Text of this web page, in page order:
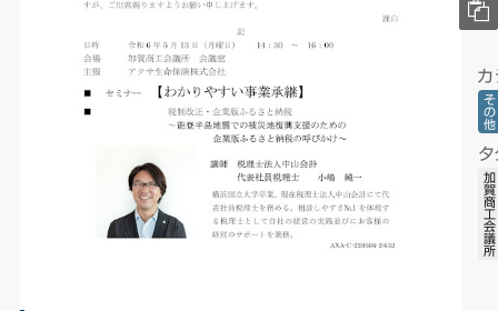
カ
そ
の
他
タ
加
賀
商
工
会
議
所